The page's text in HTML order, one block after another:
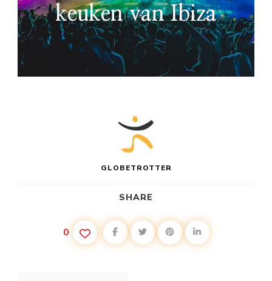
keuken van Ibiza
GLOBETROTTER
SHARE
0